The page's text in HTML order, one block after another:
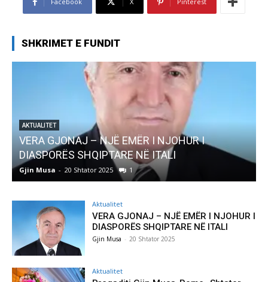
SHKRIMET E FUNDIT
AKTUALITET
Pregaditi Gjin Musa-Rome- Shtator 2025
Gjin Musa - 8 Shtator 2025 0
Aktualitet
VERA GJONAJ – NJË EMËR I NJOHUR I
DIASPORËS SHQIPTARE NË ITALI
Gjin Musa - 20 Shtator 2025
Aktualitet